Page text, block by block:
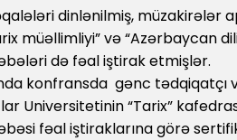
dinlənilmiş, müzakirələr
müəllimliyi” və “Azərbaycan
də fəal iştirak etmişlər.
konfransda gənc
Universitetinin “Tarix”
fəal iştiraklarına görə